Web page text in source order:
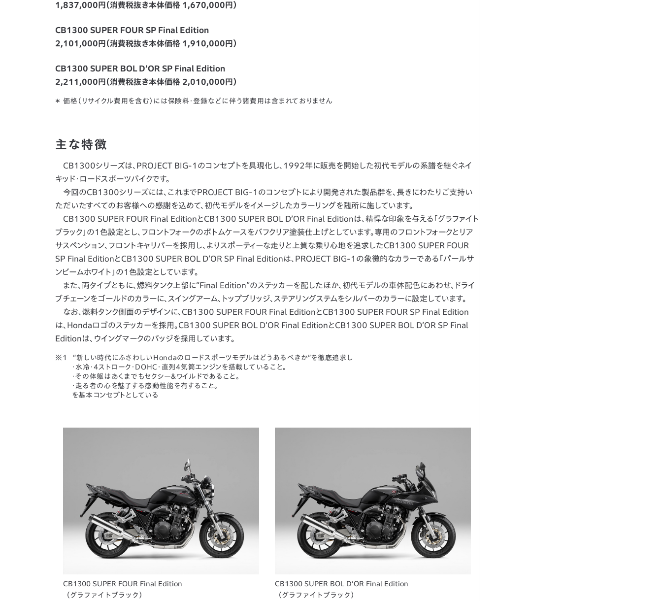
1,837,000円（消費税抜き本体価格 1,670,000円）
CB1300 SUPER FOUR SP Final Edition
2,101,000円（消費税抜き本体価格 1,910,000円）
CB1300 SUPER BOL D’OR SP Final Edition
2,211,000円（消費税抜き本体価格 2,010,000円）
＊ 価格（リサイクル費用を含む）には保険料・登録などに伴う諸費用は含まれておりません
主な特徴
CB1300シリーズは、PROJECT BIG-1のコンセプトを具現化し、1992年に販売を開始した初代モデルの系譜を継ぐネイ
キッド・ロードスポーツバイクです。
今回のCB1300シリーズには、これまでPROJECT BIG-1のコンセプトにより開発された製品群を、長きにわたりご支持い
ただいたすべてのお客様への感謝を込めて、初代モデルをイメージしたカラーリングを随所に施しています。
CB1300 SUPER FOUR Final EditionとCB1300 SUPER BOL D’OR Final Editionは、精悍な印象を与える「グラファイト
ブラック」の1色設定とし、フロントフォークのボトムケースをバフクリア塗装仕上げとしています。専用のフロントフォークとリア
サスペンション、フロントキャリパーを採用し、よりスポーティーな走りと上質な乗り心地を追求したCB1300 SUPER FOUR
SP Final EditionとCB1300 SUPER BOL D’OR SP Final Editionは、PROJECT BIG-1の象徴的なカラーである「パールサ
ンビームホワイト」の1色設定としています。
また、両タイプともに、燃料タンク上部に“Final Edition”のステッカーを配したほか、初代モデルの車体配色にあわせ、ドライ
ブチェーンをゴールドのカラーに、スイングアーム、トップブリッジ、ステアリングステムをシルバーのカラーに設定しています。
なお、燃料タンク側面のデザインに、CB1300 SUPER FOUR Final EditionとCB1300 SUPER FOUR SP Final Edition
は、Hondaロゴのステッカーを採用。CB1300 SUPER BOL D’OR Final EditionとCB1300 SUPER BOL D’OR SP Final
Editionは、ウイングマークのバッジを採用しています。
“新しい時代にふさわしいHondaのロードスポーツモデルはどうあるべきか”を徹底追求し
・水冷・4ストローク・DOHC・直列4気筒エンジンを搭載していること。
・その体躯はあくまでもセクシー＆ワイルドであること。
・走る者の心を魅了する感動性能を有すること。
を基本コンセプトとしている
CB1300 SUPER FOUR Final Edition
（グラファイトブラック）
CB1300 SUPER BOL D’OR Final Edition
（グラファイトブラック）